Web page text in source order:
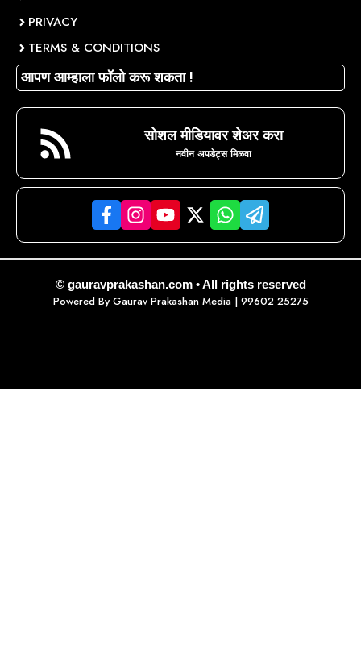
PRIVACY
TERMS & CONDITIONS
आपण आम्हाला फॉलो करू शकता !
सोशल मीडियावर शेअर करा
नवीन अपडेट्स मिळवा
© gauravprakashan.com • All rights reserved
Powered By Gaurav Prakashan Media| 99602 25275